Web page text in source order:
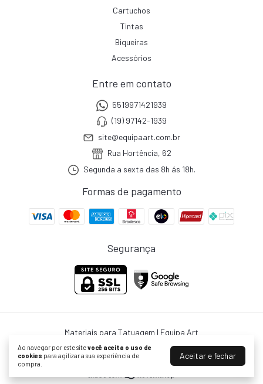
Ao navegar por este sitevocê aceita o uso de
cookies para agilizar a sua experiência de
compra.
Aceitar e fechar
Cartuchos
Tintas
Biqueiras
Acessórios
Entre em contato
5519971421939
(19) 97142-1939
site@equipaart.com.br
Rua Hortência, 62
Segunda a sexta das 8h ás 18h.
Formas de pagamento
Segurança
Materiais para Tatuagem | Equipa Art
©2026. WBS MEDICAL P. LTDA - 21078586000187. Todos os direitos
reservados.